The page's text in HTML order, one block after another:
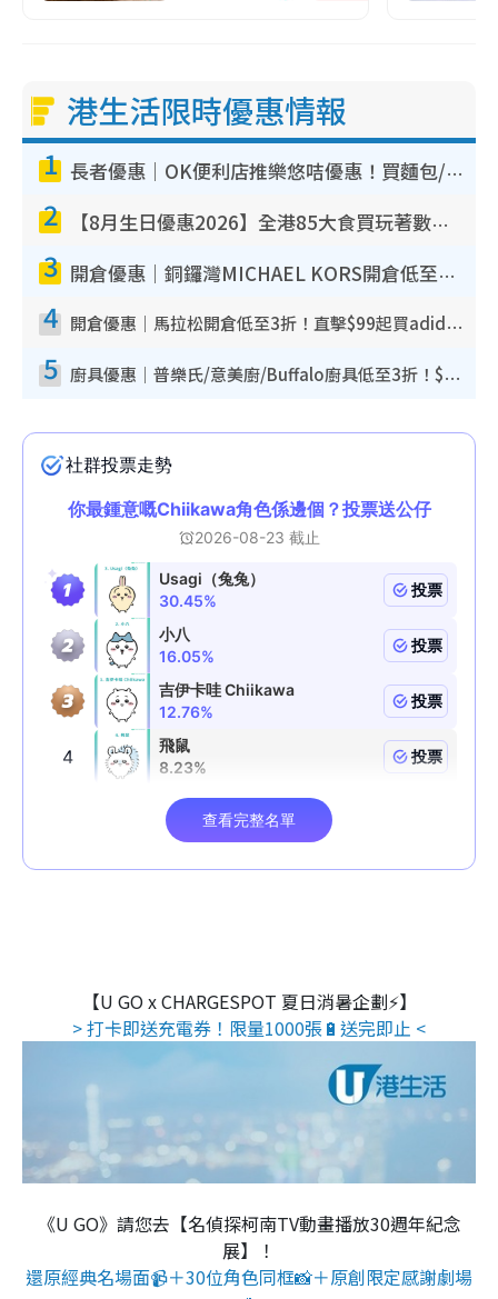
港生活限時優惠情報
1 長者優惠｜OK便利店推樂悠咭優惠！買麵包/牛奶/保健品拍卡即減
2 【8月生日優惠2026】全港85大食買玩著數攻略 自助餐/火鍋放題同行免費＋誠品/DONKI送現金券
3 開倉優惠｜銅鑼灣MICHAEL KORS開倉低至17折！直擊$500起買手袋/銀包/鞋款 必買經典Jet Set系列
4 開倉優惠｜馬拉松開倉低至3折！直擊$99起買adidas／New Balance／Puma鞋款 STANLEY保溫杯劈價至$119起
5 廚具優惠｜普樂氏/意美廚/Buffalo廚具低至3折！$89起買煎鍋／炒鑊／個人鍋 同場小家電激減至$99起
【U GO x CHARGESPOT 夏日消暑企劃⚡】
> 打卡即送充電券！限量1000張🔋送完即止 <
《U GO》請您去【名偵探柯南TV動畫播放30週年紀念
展】！
還原經典名場面📹＋30位角色同框📸＋原創限定感謝劇場